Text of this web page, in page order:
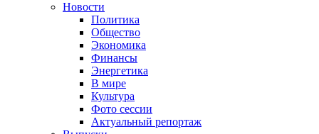
Новости
Политика
Общество
Экономика
Финансы
Энергетика
В мире
Культура
Фото сессии
Актуальный репортаж